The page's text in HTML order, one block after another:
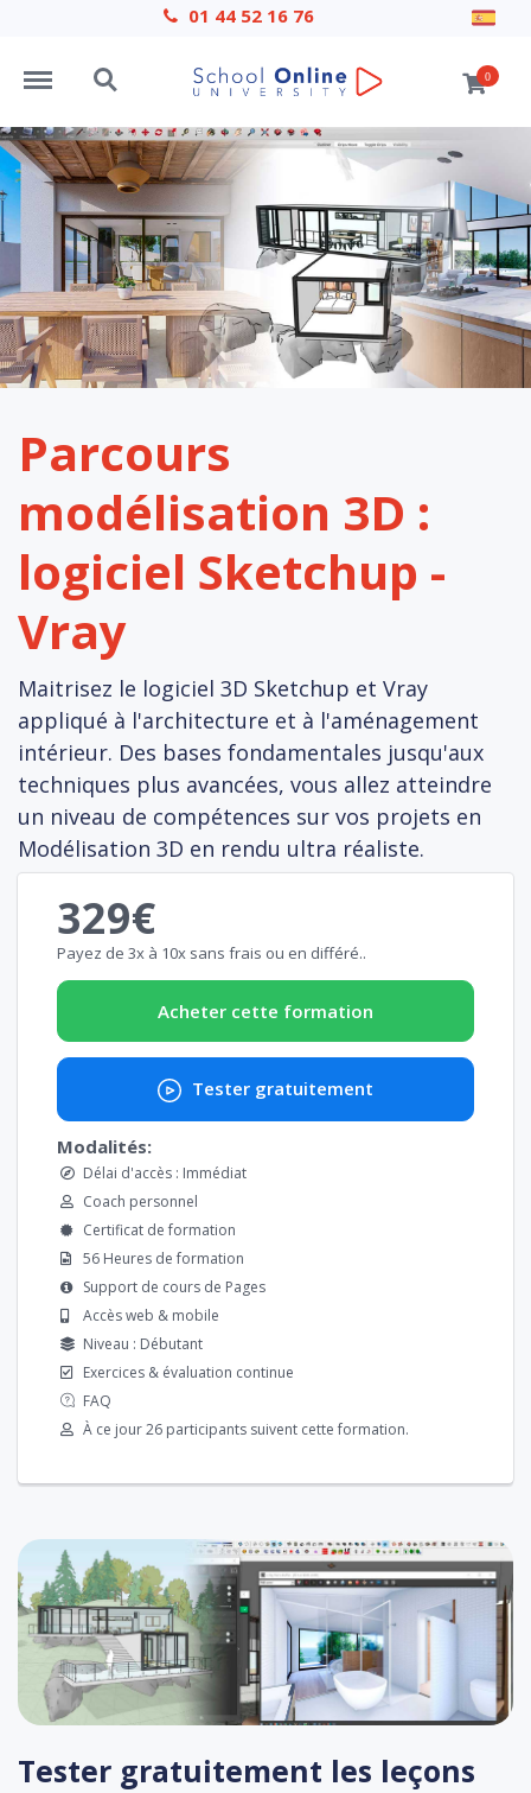
01 44 52 16 76
Menu Search 0
Parcours
modélisation 3D :
logiciel Sketchup -
Vray
Maitrisez le logiciel 3D Sketchup et Vray
appliqué à l'architecture et à l'aménagement
intérieur. Des bases fondamentales jusqu'aux
techniques plus avancées, vous allez atteindre
un niveau de compétences sur vos projets en
Modélisation 3D en rendu ultra réaliste.
329€
Payez de 3x à 10x sans frais ou en différé..
Acheter cette formation
Tester gratuitement
Modalités:
Délai d'accès : Immédiat
Coach personnel
Certificat de formation
56 Heures de formation
Support de cours de Pages
Accès web & mobile
Niveau : Débutant
Exercices & évaluation continue
FAQ
À ce jour 26 participants suivent cette formation.
Tester gratuitement les leçons